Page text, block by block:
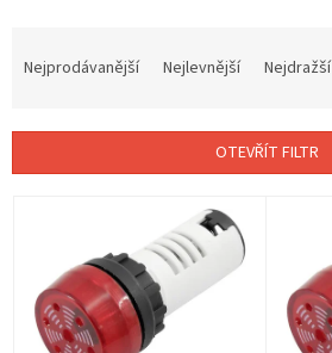
í
Nejprodávanější Nejlevnější Nejdražší
OTEVŘÍT FILTR